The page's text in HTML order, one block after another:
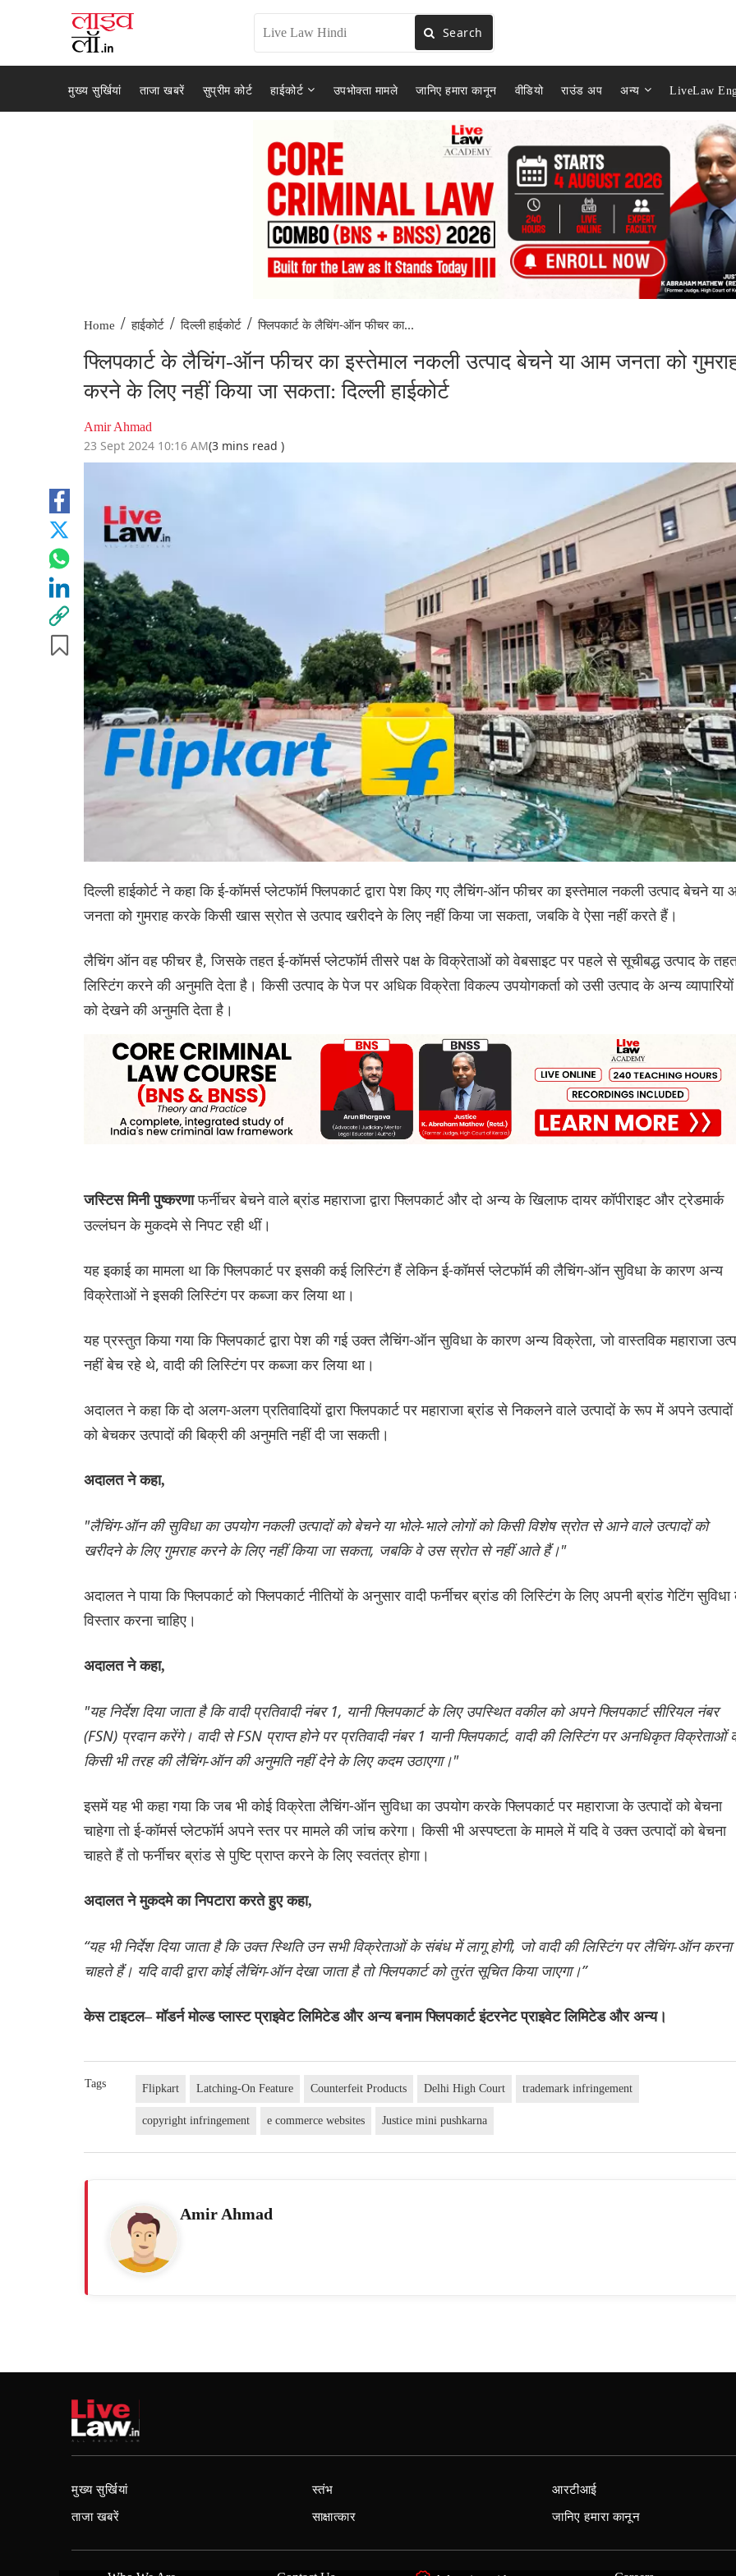
Search
मुख्य सुर्खियां ताजा खबरें सुप्रीम कोर्ट हाईकोर्ट उपभोक्ता मामले जानिए हमारा कानून वीडियो राउंड अप अन्य LiveLaw
Home / हाईकोर्ट / दिल्ली हाईकोर्ट / फ्लिपकार्ट के लैचिंग-ऑन फीचर का...
फ्लिपकार्ट के लैचिंग-ऑन फीचर का इस्तेमाल नकली उत्पाद बेचने या आम जनता को
करने के लिए नहीं किया जा सकता: दिल्ली हाईकोर्ट
Amir Ahmad
23 Sept 2024 10:16 AM(3 mins read )
दिल्ली हाईकोर्ट ने कहा कि ई-कॉमर्स प्लेटफॉर्म फ्लिपकार्ट द्वारा पेश किए गए लैचिंग-ऑन फीचर का इस्तेमाल नकली उत्पाद बेचने या
जनता को गुमराह करके किसी खास स्रोत से उत्पाद खरीदने के लिए नहीं किया जा सकता, जबकि वे ऐसा नहीं करते हैं।
लैचिंग ऑन वह फीचर है, जिसके तहत ई-कॉमर्स प्लेटफॉर्म तीसरे पक्ष के विक्रेताओं को वेबसाइट पर पहले से सूचीबद्ध उत्पाद के
लिस्टिंग करने की अनुमति देता है। किसी उत्पाद के पेज पर अधिक विक्रेता विकल्प उपयोगकर्ता को उसी उत्पाद के अन्य व्यापारियों
को देखने की अनुमति देता है।
जस्टिस मिनी पुष्करणाफर्नीचर बेचने वाले ब्रांड महाराजा द्वारा फ्लिपकार्ट और दो अन्य के खिलाफ दायर कॉपीराइट और ट्रेडमार्क
उल्लंघन के मुकदमे से निपट रही थीं।
यह इकाई का मामला था कि फ्लिपकार्ट पर इसकी कई लिस्टिंग हैं लेकिन ई-कॉमर्स प्लेटफॉर्म की लैचिंग-ऑन सुविधा के कारण अन्य
विक्रेताओं ने इसकी लिस्टिंग पर कब्जा कर लिया था।
यह प्रस्तुत किया गया कि फ्लिपकार्ट द्वारा पेश की गई उक्त लैचिंग-ऑन सुविधा के कारण अन्य विक्रेता, जो वास्तविक महाराजा
नहीं बेच रहे थे, वादी की लिस्टिंग पर कब्जा कर लिया था।
अदालत ने कहा कि दो अलग-अलग प्रतिवादियों द्वारा फ्लिपकार्ट पर महाराजा ब्रांड से निकलने वाले उत्पादों के रूप में अपने उत्पादों
को बेचकर उत्पादों की बिक्री की अनुमति नहीं दी जा सकती।
अदालत ने कहा,
"लैचिंग-ऑन की सुविधा का उपयोग नकली उत्पादों को बेचने या भोले-भाले लोगों को किसी विशेष स्रोत से आने वाले उत्पादों को
खरीदने के लिए गुमराह करने के लिए नहीं किया जा सकता, जबकि वे उस स्रोत से नहीं आते हैं।"
अदालत ने पाया कि फ्लिपकार्ट को फ्लिपकार्ट नीतियों के अनुसार वादी फर्नीचर ब्रांड की लिस्टिंग के लिए अपनी ब्रांड गेटिंग सुविधा
विस्तार करना चाहिए।
अदालत ने कहा,
"यह निर्देश दिया जाता है कि वादी प्रतिवादी नंबर 1, यानी फ्लिपकार्ट के लिए उपस्थित वकील को अपने फ्लिपकार्ट सीरियल नंबर
(FSN) प्रदान करेंगे। वादी से FSN प्राप्त होने पर प्रतिवादी नंबर 1 यानी फ्लिपकार्ट, वादी की लिस्टिंग पर अनधिकृत विक्रेताओं
किसी भी तरह की लैचिंग-ऑन की अनुमति नहीं देने के लिए कदम उठाएगा।"
इसमें यह भी कहा गया कि जब भी कोई विक्रेता लैचिंग-ऑन सुविधा का उपयोग करके फ्लिपकार्ट पर महाराजा के उत्पादों को बेचना
चाहेगा तो ई-कॉमर्स प्लेटफॉर्म अपने स्तर पर मामले की जांच करेगा। किसी भी अस्पष्टता के मामले में यदि वे उक्त उत्पादों को बेचना
चाहते हैं तो फर्नीचर ब्रांड से पुष्टि प्राप्त करने के लिए स्वतंत्र होगा।
अदालत ने मुकदमे का निपटारा करते हुए कहा,
“यह भी निर्देश दिया जाता है कि उक्त स्थिति उन सभी विक्रेताओं के संबंध में लागू होगी, जो वादी की लिस्टिंग पर लैचिंग-ऑन करना
चाहते हैं। यदि वादी द्वारा कोई लैचिंग-ऑन देखा जाता है तो फ्लिपकार्ट को तुरंत सूचित किया जाएगा।”
केस टाइटल– मॉडर्न मोल्ड प्लास्ट प्राइवेट लिमिटेड और अन्य बनाम फ्लिपकार्ट इंटरनेट प्राइवेट लिमिटेड और अन्य।
Tags Flipkart Latching-On Feature Counterfeit Products Delhi High Court trademark infringement
copyright infringement e commerce websites Justice mini pushkarna
Amir Ahmad
मुख्य सुर्खियां
ताजा खबरें
स्तंभ
साक्षात्कार
आरटीआई
जानिए हमारा कानून